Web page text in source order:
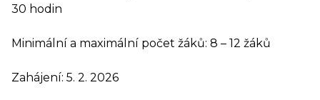
30 hodin
Minimální a maximální počet žáků: 8 – 12 žáků
Zahájení: 5. 2. 2026